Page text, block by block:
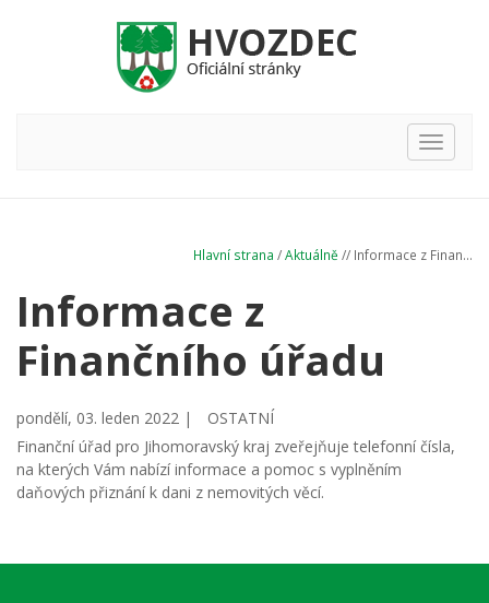
Hlavní
nabídka
Hlavní strana /Aktuálně // Informace z Finan...
Informace z
Finančního úřadu
pondělí, 03. leden 2022 |
OSTATNÍ
Finanční úřad pro Jihomoravský kraj zveřejňuje telefonní čísla,
na kterých Vám nabízí informace a pomoc s vyplněním
daňových přiznání k dani z nemovitých věcí.